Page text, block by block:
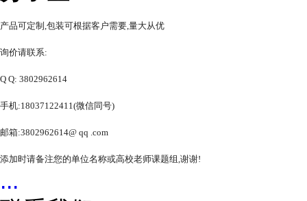
产品可定制,包装可根据客户需要,量大从优
询价请联系:
Q Q: 3802962614
手机:18037122411(微信同号)
邮箱:3802962614@ qq .com
添加时请备注您的单位名称或高校老师课题组,谢谢!
...